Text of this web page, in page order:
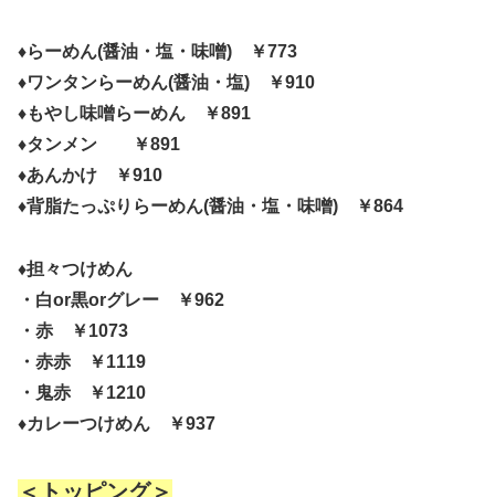
♦らーめん(醤油・塩・味噌) ￥773
♦ワンタンらーめん(醤油・塩) ￥910
♦もやし味噌らーめん ￥891
♦タンメン ￥891
♦あんかけ ￥910
♦背脂たっぷりらーめん(醤油・塩・味噌) ￥864
♦担々つけめん
・白or黒orグレー ￥962
・赤 ￥1073
・赤赤 ￥1119
・鬼赤 ￥1210
♦カレーつけめん ￥937
＜トッピング＞